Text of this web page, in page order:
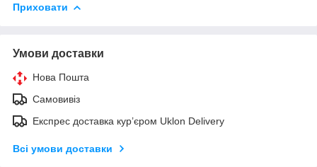
Приховати
Умови доставки
Нова Пошта
Самовивіз
Експрес доставка кур’єром Uklon Delivery
Всі умови доставки